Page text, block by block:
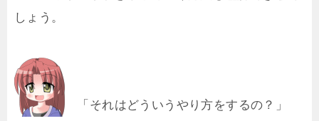
しょう。
「それはどういうやり方をするの？」